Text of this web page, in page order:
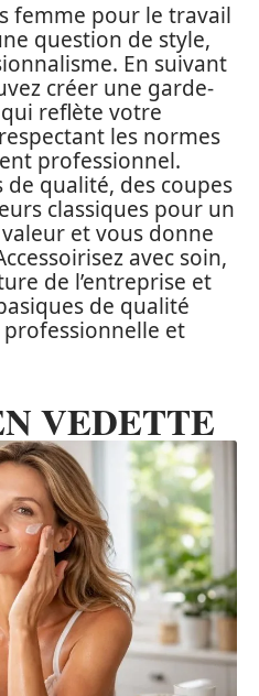
femme pour le travail
question de style,
En suivant
créer une garde-
reflète votre
les normes
professionnel.
qualité, des coupes
classiques pour un
et vous donne
avec soin,
de l’entreprise et
de qualité
et
VEDETTE